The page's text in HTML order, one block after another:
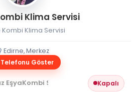
Klima Servisi
Kombi Klima Servisi
Edirne, Merkez
Telefonu Göster
EşyaKombi Servisi Kapalı